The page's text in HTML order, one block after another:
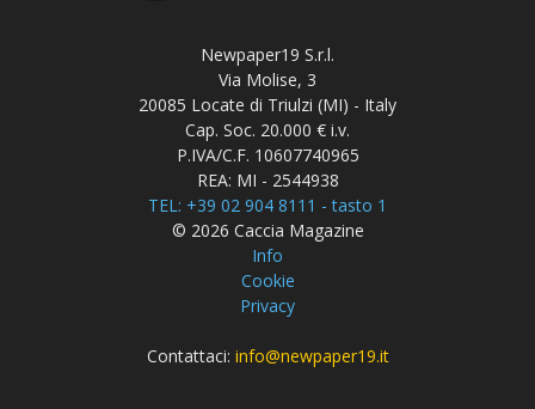
Newpaper19 S.r.l.
Via Molise, 3
20085 Locate di Triulzi (MI) - Italy
Cap. Soc. 20.000 € i.v.
P.IVA/C.F. 10607740965
REA: MI - 2544938
TEL: +39 02 904 8111 - tasto 1
© 2026 Caccia Magazine
Info
Cookie
Privacy
Contattaci: info@newpaper19.it